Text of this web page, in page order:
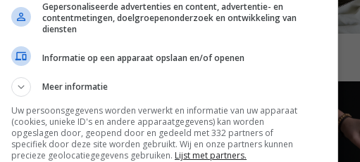
| NEXT PAGE »
Gepersonaliseerde advertenties en content, advertentie- en
contentmetingen, doelgroepenonderzoek en ontwikkeling van
diensten
Informatie op een apparaat opslaan en/of openen
Meer informatie
Uw persoonsgegevens worden verwerkt en informatie van uw apparaat
(cookies, unieke ID's en andere apparaatgegevens) kan worden
opgeslagen door, geopend door en gedeeld met 332 partners of
specifiek door deze site worden gebruikt. Wij en onze partners kunnen
precieze geolocatiegegevens gebruiken. Lijst met partners.